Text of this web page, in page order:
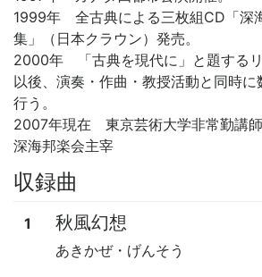
1999年 全古典による三枚組CD「深
集」（日本クラウン）発売。
2000年 「古典を現代に」と題するリ
以後、演奏・作曲・教授活動と同時
行う。
2007年現在 東京芸術大学非常勤講師
深海邦楽会主宰
収録曲
1 秋風幻想
あきかぜ・げんそう